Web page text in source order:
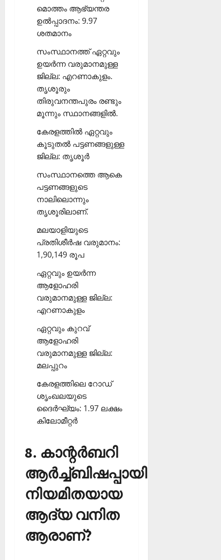
മൊത്തം ആഭ്യന്തര
ഉല്‍പ്പാദനം: 9.97
ശതമാനം
സംസ്ഥാനത്ത് ഏറ്റവും
ഉയര്‍ന്ന വരുമാനമുള്ള
ജില്ല: എറണാകുളം.
തൃശൂരും
തിരുവനന്തപുരം രണ്ടും
മൂന്നും സ്ഥാനങ്ങളില്‍.
കേരളത്തില്‍ ഏറ്റവും
കൂടുതല്‍ പട്ടണങ്ങളുള്ള
ജില്ല: തൃശൂര്‍
സംസ്ഥാനത്തെ ആകെ
പട്ടണങ്ങളുടെ
നാലിലൊന്നും
തൃശൂരിലാണ്.
മലയാളിയുടെ
പ്രതിശീര്‍ഷ വരുമാനം:
1,90,149 രൂപ
ഏറ്റവും ഉയര്‍ന്ന
ആളോഹരി
വരുമാനമുള്ള ജില്ല:
എറണാകുളം
ഏറ്റവും കുറവ്
ആളോഹരി
വരുമാനമുള്ള ജില്ല:
മലപ്പുറം
കേരളത്തിലെ റോഡ്
ശൃംഖലയുടെ
ദൈര്‍ഘ്യം: 1.97 ലക്ഷം
കിലോമീറ്റര്‍
8. കാന്റര്‍ബറി
ആര്‍ച്ച്ബിഷപ്പായി
നിയമിതയായ
ആദ്യ വനിത
ആരാണ്?